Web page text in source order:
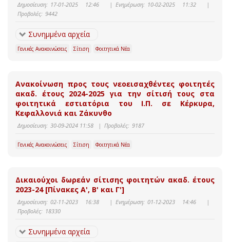
Δημοσίευση: 17-01-2025 12:46 | Ενημέρωση: 10-02-2025 11:32
|
Προβολές: 9442
Συνημμένα αρχεία
Γενικές Ανακοινώσεις Σίτιση Φοιτητικά Νέα
Ανακοίνωση προς τους νεοεισαχθέντες φοιτητές
ακαδ. έτους 2024-2025 για την σίτισή τους στα
φοιτητικά εστιατόρια του Ι.Π. σε Κέρκυρα,
Κεφαλλονιά και Ζάκυνθο
Δημοσίευση: 30-09-2024 11:58 | Προβολές: 9187
Γενικές Ανακοινώσεις Σίτιση Φοιτητικά Νέα
Δικαιούχοι δωρεάν σίτισης φοιτητών ακαδ. έτους
2023-24 [Πίνακες Α', Β' και Γ']
Δημοσίευση: 02-11-2023 16:38 | Ενημέρωση: 01-12-2023 14:46
|
Προβολές: 18330
Συνημμένα αρχεία